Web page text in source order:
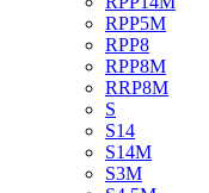
RPP5M
RPP8
RPP8M
RRP8M
S
S14
S14M
S3M